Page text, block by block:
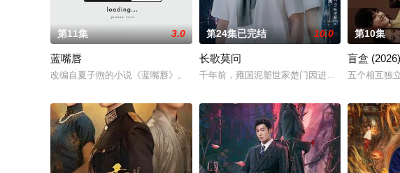
第11集 3.0
蓝嘴唇
改编自夏子煦的小说《蓝嘴唇》。
第24集已完结 10.0
长歌莫问
千年前，雍国泥塑世家楚门因进贡的“十二生肖”
第10集
盲盒 (2026)
五个相互独